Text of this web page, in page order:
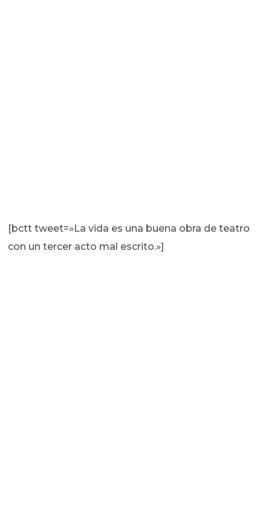
[bctt tweet=»La vida es una buena obra de teatro
con un tercer acto mal escrito.»]